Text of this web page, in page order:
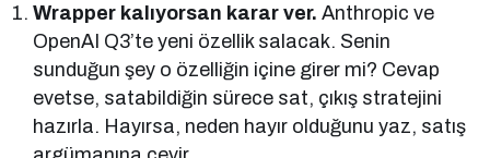
Wrapper kalıyorsan karar ver. Anthropic ve
OpenAI Q3’te yeni özellik salacak. Senin
sunduğun şey o özelliğin içine girer mi? Cevap
evetse, satabildiğin sürece sat, çıkış stratejini
hazırla. Hayırsa, neden hayır olduğunu yaz, satış